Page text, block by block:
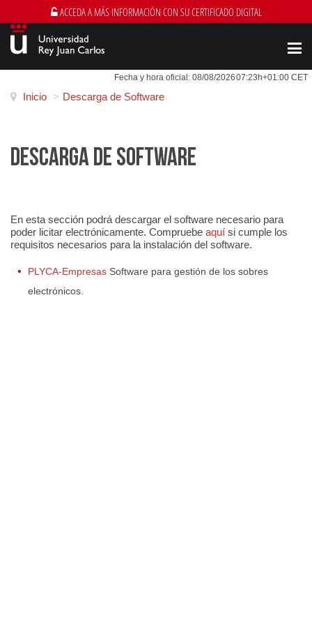
Fecha y hora oficial: 08/08/202607:23h+01:00 CET
ACCEDA A MÁS INFORMACIÓN CON SU CERTIFICADO DIGITAL
Inicio > Descarga de Software
DESCARGA DE SOFTWARE
En esta sección podrá descargar el software necesario para
poder licitar electrónicamente. Compruebe aquí si cumple los
requisitos necesarios para la instalación del software.
PLYCA-Empresas Software para gestión de los sobres
electrónicos.